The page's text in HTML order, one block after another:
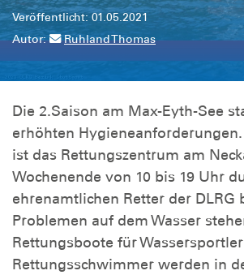
Veröffentlicht: 01.05.2021
Autor:
Ruhland Thomas
Die 2.Saison am Max-Eyth-See
erhöhten
ist das Rettungszentrum am
Wochenende von 10 bis 19 Uhr
ehrenamtlichen Retter der DLRG
Problemen auf dem Wasser
Rettungsboote für
Rettungsschwimmer werden in